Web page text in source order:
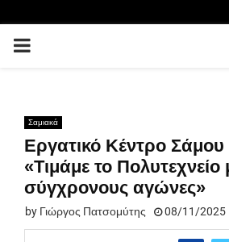
PRIMARY
Σαμιακά
Εργατικό Κέντρο
«Τιμάμε το Πολυτεχνείο
σύγχρονους αγώνες»
by Γιώργος Πατσομύτης 08/11/2025